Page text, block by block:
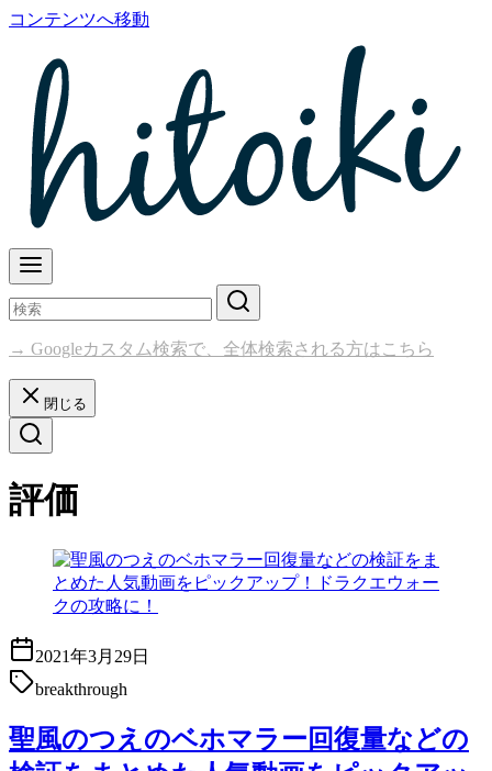
コンテンツへ移動
→ Googleカスタム検索で、全体検索される方はこちら
閉じる
評価
2021年3月29日
breakthrough
聖風のつえのベホマラー回復量などの